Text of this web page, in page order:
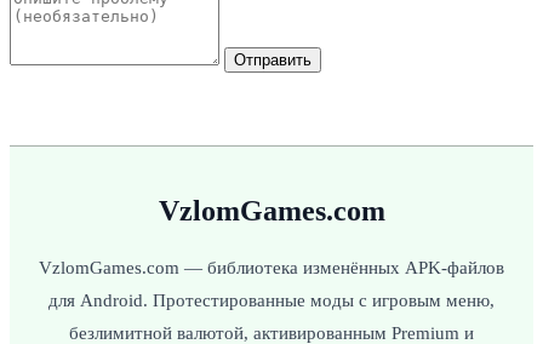
Отправить
VzlomGames.com
VzlomGames.com — библиотека изменённых APK-файлов
для Android. Протестированные моды с игровым меню,
безлимитной валютой, активированным Premium и